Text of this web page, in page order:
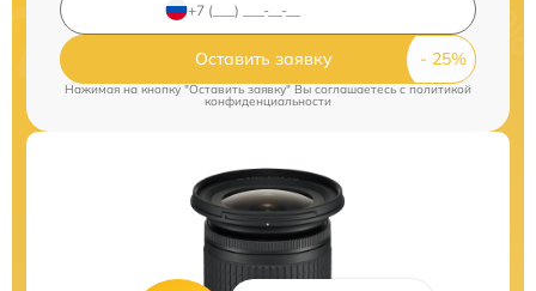
Оставить заявку
Нажимая на кнопку "Оставить заявку" Вы соглашаетесь cполитикой
конфиденциальности